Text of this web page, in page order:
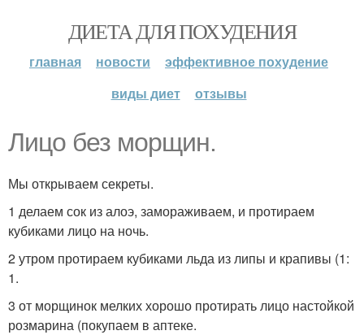
ДИЕТА ДЛЯ ПОХУДЕНИЯ
главная новости
эффективное похудение
виды диет
отзывы
Лицо без морщин.
Мы открываем секреты.
1 делаем сок из алоэ, замораживаем, и протираем
кубиками лицо на ночь.
2 утром протираем кубиками льда из липы и крапивы (1:
1.
3 от морщинок мелких хорошо протирать лицо настойкой
розмарина (покупаем в аптеке.